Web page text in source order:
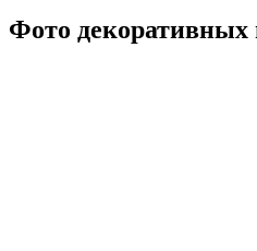
Фото декоративных